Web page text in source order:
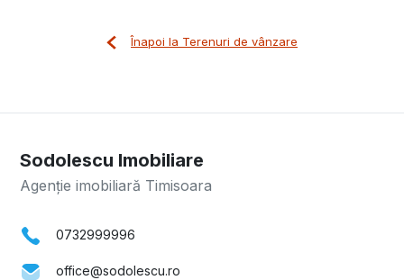
Înapoi la Terenuri de vânzare
Sodolescu Imobiliare
Agenție imobiliară Timisoara
0732999996
office@sodolescu.ro